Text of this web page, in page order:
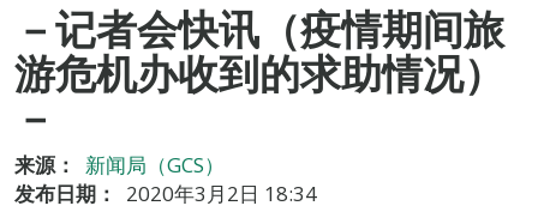
－记者会快讯（疫情期间旅
游危机办收到的求助情况）
－
来源：
新闻局（GCS）
发布日期：
2020年3月2日 18:34